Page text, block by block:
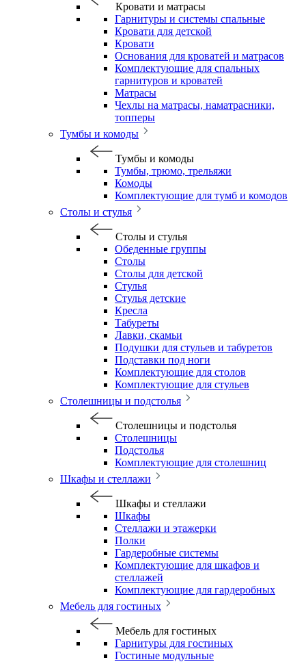
Кровати и матрасы
Гарнитуры и системы спальные
Кровати для детской
Кровати
Основания для кроватей и матрасов
Комплектующие для спальных
гарнитуров и кроватей
Матрасы
Чехлы на матрасы, наматрасники,
топперы
Тумбы и комоды
Тумбы и комоды
Тумбы, трюмо, трельяжи
Комоды
Комплектующие для тумб и комодов
Столы и стулья
Столы и стулья
Обеденные группы
Столы
Столы для детской
Стулья
Стулья детские
Кресла
Табуреты
Лавки, скамьи
Подушки для стульев и табуретов
Подставки под ноги
Комплектующие для столов
Комплектующие для стульев
Столешницы и подстолья
Столешницы и подстолья
Столешницы
Подстолья
Комплектующие для столешниц
Шкафы и стеллажи
Шкафы и стеллажи
Шкафы
Стеллажи и этажерки
Полки
Гардеробные системы
Комплектующие для шкафов и
стеллажей
Комплектующие для гардеробных
Мебель для гостиных
Мебель для гостиных
Гарнитуры для гостиных
Гостиные модульные